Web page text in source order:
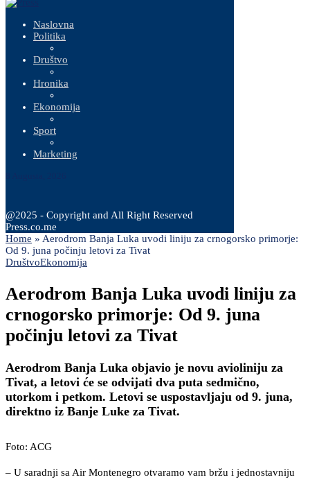
Naslovna
Politika
Društvo
Hronika
Ekonomija
Sport
Marketing
@2025 - Copyright and All Right Reserved
Press.co.me
Home » Aerodrom Banja Luka uvodi liniju za crnogorsko primorje:
Od 9. juna počinju letovi za Tivat
DruštvoEkonomija
Aerodrom Banja Luka uvodi liniju za
crnogorsko primorje: Od 9. juna
počinju letovi za Tivat
Aerodrom Banja Luka objavio je novu avioliniju za
Tivat, a letovi će se odvijati dva puta sedmično,
utorkom i petkom. Letovi se uspostavljaju od 9. juna,
direktno iz Banje Luke za Tivat.
Foto: ACG
– U saradnji sa Air Montenegro otvaramo vam bržu i jednostavniju